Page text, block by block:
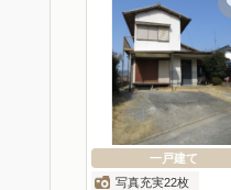
一戸建て
写真充実22枚